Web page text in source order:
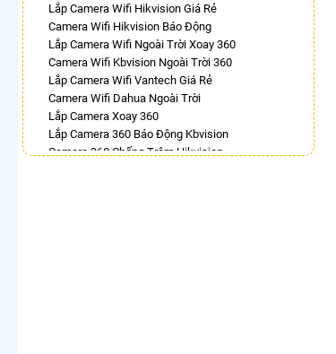
Lắp Camera Wifi Hikvision Giá Rẻ
Camera Wifi Hikvision Báo Động
Lắp Camera Wifi Ngoài Trời Xoay 360
Camera Wifi Kbvision Ngoài Trời 360
Lắp Camera Wifi Vantech Giá Rẻ
Camera Wifi Dahua Ngoài Trời
Lắp Camera Xoay 360
Lắp Camera 360 Báo Động Kbvision
Camera 360 Chống Trộm Hikvision